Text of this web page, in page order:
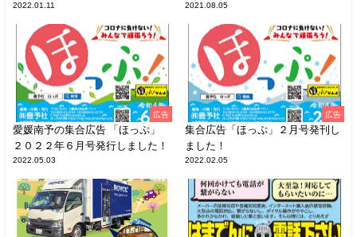
2022.01.11 2021.08.05
広告
愛媛南予の集合広告 「ほっぷ」
２０２２年６月号発行しました！
2022.05.03
広告
集合広告「ほっぷ」２月号発刊し
ました！
2022.02.05